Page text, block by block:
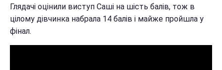
Глядачі оцінили виступ Саші на шість балів, тож в
цілому дівчинка набрала 14 балів і майже пройшла у
фінал.